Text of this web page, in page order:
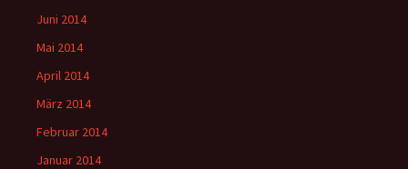
Juni 2014
Mai 2014
April 2014
März 2014
Februar 2014
Januar 2014